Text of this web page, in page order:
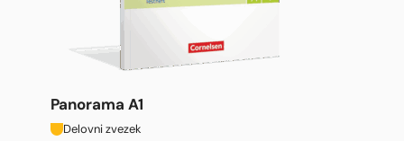
Panorama A1
Delovni zvezek